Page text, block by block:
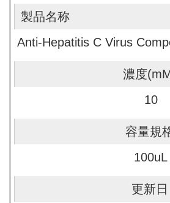
Anti-Hepatitis C Virus
10
100uL